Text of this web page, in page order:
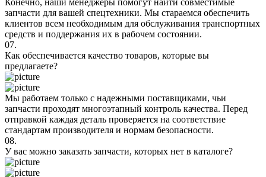
запчасти для вашей спецтехники. Мы стараемся обеспечить
клиентов всем необходимым для обслуживания транспортных
средств и поддержания их в рабочем состоянии.
07.
Как обеспечивается качество товаров, которые вы
предлагаете?
Мы работаем только с надежными поставщиками, чьи
запчасти проходят многоэтапный контроль качества. Перед
отправкой каждая деталь проверяется на соответствие
стандартам производителя и нормам безопасности.
08.
У вас можно заказать запчасти, которых нет в каталоге?